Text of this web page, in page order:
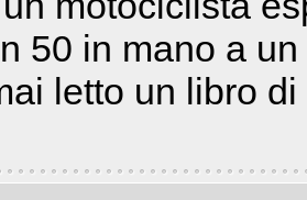
50 in mano a
letto un libro